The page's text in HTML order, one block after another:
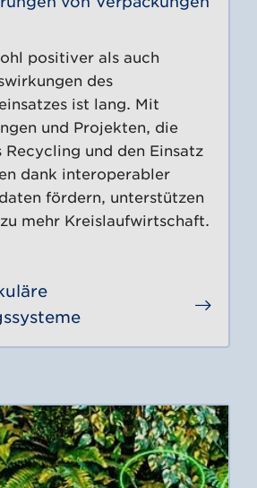
positiver als auch
des
ist lang. Mit
und Projekten, die
und den Einsatz
dank interoperabler
fördern, unterstützen
mehr Kreislaufwirtschaft.